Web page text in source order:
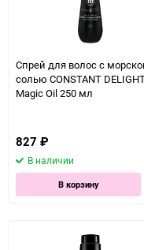
Спрей для волос с
солью CONSTANT
Magic Oil 250 мл
827 ₽
В наличии
В корзину